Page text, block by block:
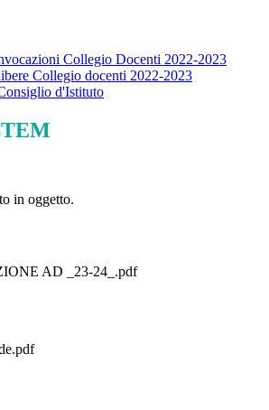
Collegio Docenti 2022-2023
Collegio docenti 2022-2023
d'Istituto
in oggetto.
AD _23-24_.pdf